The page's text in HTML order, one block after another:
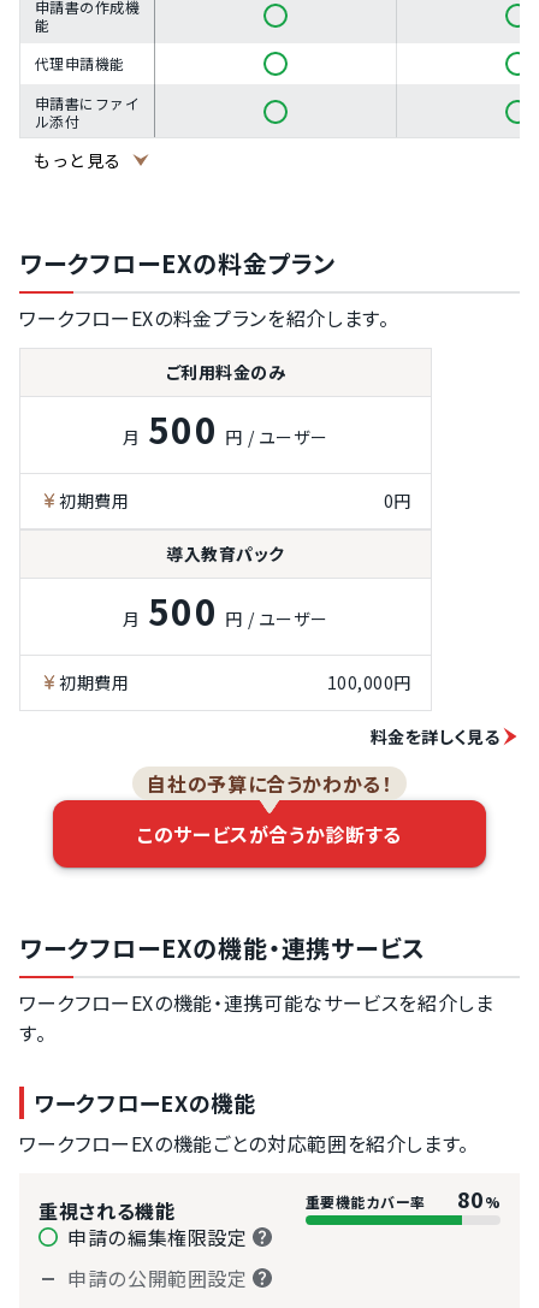
申請書の作成機
能
代理申請機能
申請書にファイ
ル添付
申請時の承認ル
申請内容の確認
と承認機能
承認のリマイン
設定
設定
承認ルートの分
申請情報のCSV
申請の検索機能
申請のメール通
知機能
申請の
ChatWork通知
機能
スマホアプリで
もっと見る
ワークフローEXの料金プラン
ワークフローEXの料金プランを紹介します。
ご利用料金のみ
月 500 円 / ユーザー
初期費用 0円
導入教育パック
月 500 円 / ユーザー
初期費用 100,000円
料金を詳しく見る
自社の予算に合うかわかる！
このサービスが合うか診断する
ワークフローEXの機能・連携サービス
ワークフローEXの機能・連携可能なサービスを紹介しま
す。
ワークフローEXの機能
ワークフローEXの機能ごとの対応範囲を紹介します。
重視される機能 重要機能カバー率 80%
申請の編集権限設定
申請の公開範囲設定